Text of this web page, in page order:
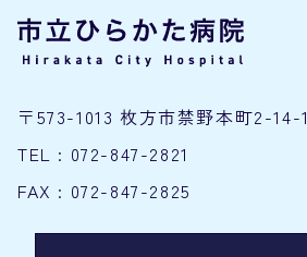
〒573-1013 枚方市禁野本町2-14-1
TEL : 072-847-2821
FAX : 072-847-2825